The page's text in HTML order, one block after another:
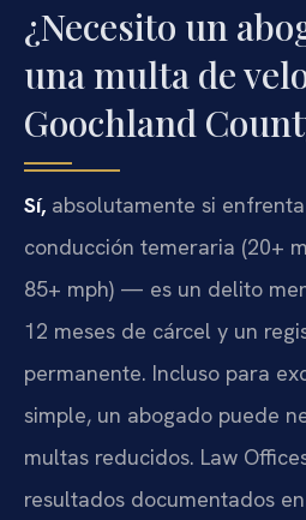
¿Necesito un
una multa de
Goochland
Sí, absolutamente si
conducción temeraria (20+
85+ mph) — es un delito
12 meses de cárcel y un
permanente. Incluso para
simple, un abogado puede
multas reducidos. Law
resultados documentados